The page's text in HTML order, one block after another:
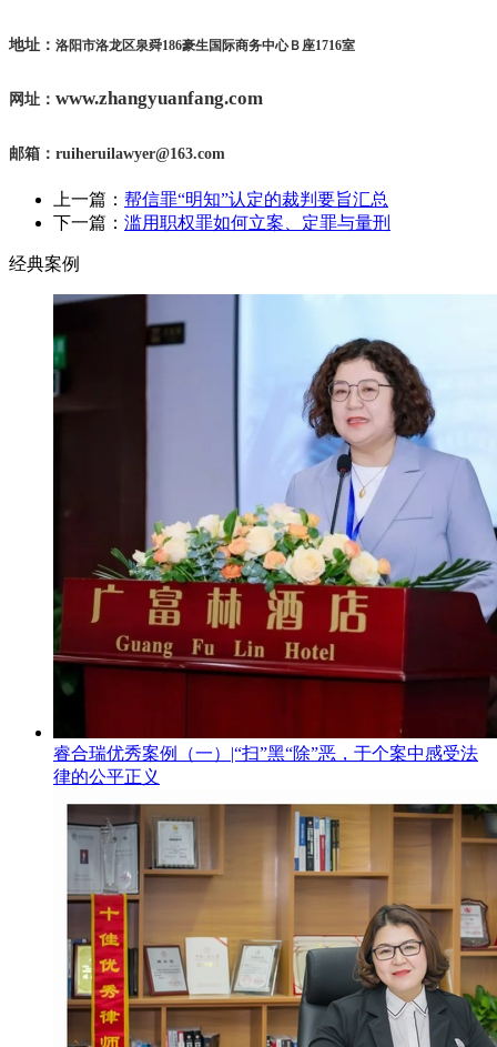
地址： 洛阳市洛龙区泉舜186豪生国际商务中心Ｂ座1716室
网址： www.zhangyuanfang.com
邮箱： ruiheruilawyer@163.com
上一篇： 帮信罪“明知”认定的裁判要旨汇总
下一篇： 滥用职权罪如何立案、定罪与量刑
经典案例
睿合瑞优秀案例（一）|“扫”黑“除”恶，于个案中感受法
律的公平正义